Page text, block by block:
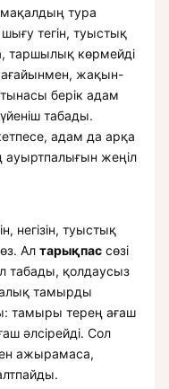
тура
тегін, туыстық
таршылық көрмейді
жақын-
берік адам
табады.
адам да арқа
ауыртпалығын жеңіл
негізін, туыстық
Ал тарықпас сөзі
табады, қолдаусыз
тамырды
тамыры терең ағаш
әлсірейді. Сол
ажырамаса,